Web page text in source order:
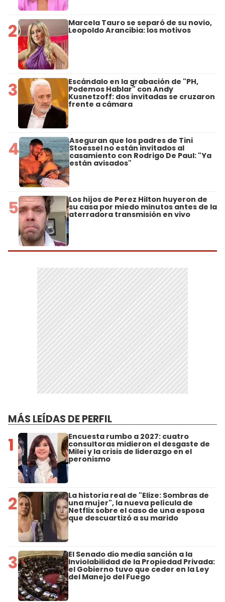
2 Marcela Tauro se separó de su novio,
Leopoldo Arancibia: los motivos
3 Escándalo en la grabación de "PH,
Podemos Hablar" con Andy
Kusnetzoff: dos invitadas se cruzaron
frente a cámara
4 Aseguran que los padres de Tini
Stoessel no están invitados al
casamiento con Rodrigo De Paul: "Ya
están avisados"
5 Los hijos de Perez Hilton huyeron de
su casa por miedo minutos antes de la
aterradora transmisión en vivo
MÁS LEÍDAS DE PERFIL
1 Encuesta rumbo a 2027: cuatro
consultoras midieron el desgaste de
Milei y la crisis de liderazgo en el
peronismo
2 La historia real de "Elize: Sombras de
una mujer", la nueva película de
Netflix sobre el caso de una esposa
que descuartizó a su marido
3 El Senado dio media sanción a la
Inviolabilidad de la Propiedad Privada:
el Gobierno tuvo que ceder en la Ley
del Manejo del Fuego